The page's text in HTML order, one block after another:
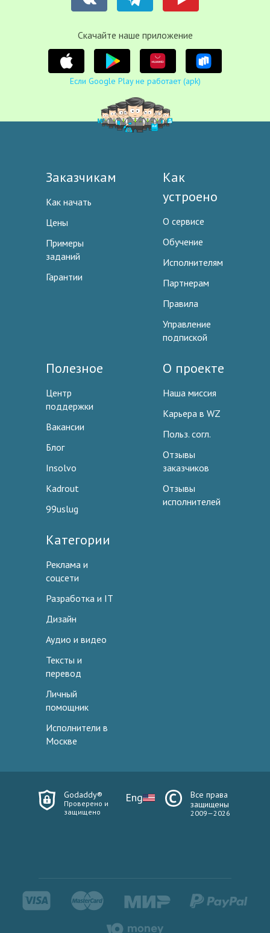
Cкачайте наше приложение
Если Google Play не работает (apk)
Заказчикам
Как начать
Цены
Примеры
заданий
Гарантии
Как
устроено
О сервисе
Обучение
Исполнителям
Партнерам
Правила
Управление
подпиской
Полезное
Центр
поддержки
Вакансии
Блог
Insolvo
Kadrout
99uslug
О проекте
Наша миссия
Карьера в WZ
Польз. согл.
Отзывы
заказчиков
Отзывы
исполнителей
Категории
Реклама и
соцсети
Разработка и IT
Дизайн
Аудио и видео
Тексты и
перевод
Личный
помощник
Исполнители в
Москве
Godaddy®
Проверено и
защищено
Eng
Все права
защищены
2009—2026